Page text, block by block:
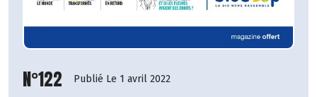
N°122 Publié Le 1 avril 2022